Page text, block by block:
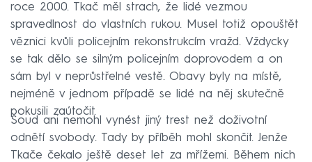
roce 2000. Tkač měl strach, že lidé vezmou
spravedlnost do vlastních rukou. Musel totiž opouštět
věznici kvůli policejním rekonstrukcím vražd. Vždycky
se tak dělo se silným policejním doprovodem a on
sám byl v neprůstřelné vestě. Obavy byly na místě,
nejméně v jednom případě se lidé na něj skutečně
pokusili zaútočit.
Soud ani nemohl vynést jiný trest než doživotní
odnětí svobody. Tady by příběh mohl skončit. Jenže
Tkače čekalo ještě deset let za mřížemi. Během nich